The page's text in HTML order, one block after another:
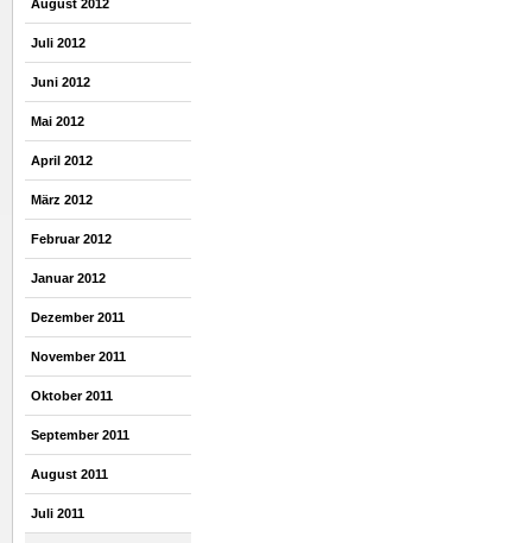
August 2012
Juli 2012
Juni 2012
Mai 2012
April 2012
März 2012
Februar 2012
Januar 2012
Dezember 2011
November 2011
Oktober 2011
September 2011
August 2011
Juli 2011